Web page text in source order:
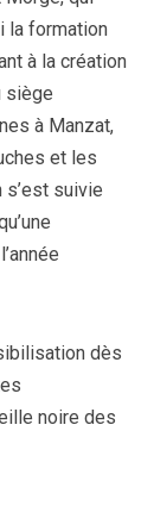
la formation
à la création
siège
à Manzat,
et les
suivie
dès
noire des